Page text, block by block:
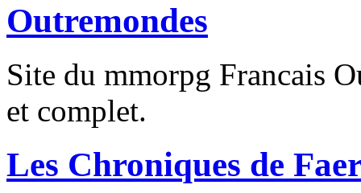
Outremondes
Site du mmorpg Francais
et complet.
Les Chroniques de